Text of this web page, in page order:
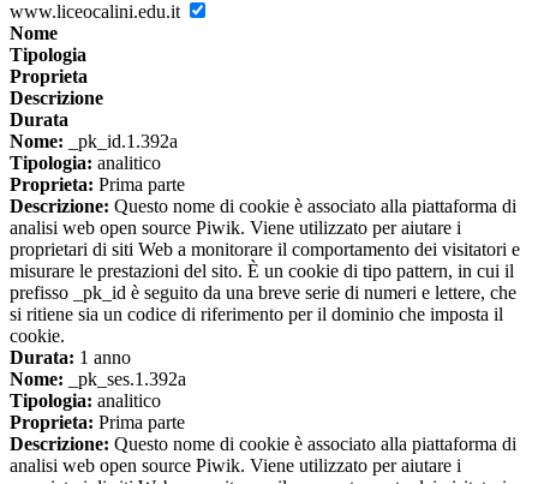
www.liceocalini.edu.it
Nome
Tipologia
Proprieta
Descrizione
Durata
Nome: _pk_id.1.392a
Tipologia: analitico
Proprieta: Prima parte
Descrizione: Questo nome di cookie è associato alla piattaforma di
analisi web open source Piwik. Viene utilizzato per aiutare i
proprietari di siti Web a monitorare il comportamento dei visitatori e
misurare le prestazioni del sito. È un cookie di tipo pattern, in cui il
prefisso _pk_id è seguito da una breve serie di numeri e lettere, che
si ritiene sia un codice di riferimento per il dominio che imposta il
cookie.
Durata: 1 anno
Nome: _pk_ses.1.392a
Tipologia: analitico
Proprieta: Prima parte
Descrizione: Questo nome di cookie è associato alla piattaforma di
analisi web open source Piwik. Viene utilizzato per aiutare i